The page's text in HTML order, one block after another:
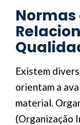
Existem
orientam a
material.
(Organização